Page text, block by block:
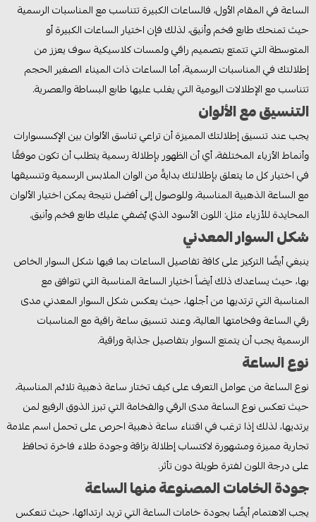
الساعة في المقام الأول، فالساعات الكبيرة تتناسب مع المناسبات الرسمية
حيث تمنحك طابع فخم وأنيق، لذلك فإن اختيار الساعات الكبيرة أو
المتوسطة التي تتمتع بتصميم راقي ولمسات كلاسيكية سوف يعزز من
إطلالتك في المناسبات الرسمية، أما الساعات ذات الميناء الصغير الحجم
تتناسب مع الإطلالات اليومية التي يغلب عليها طابع البساطة والعصرية.
التنسيق مع الألوان
يجب عند تنسيق إطلالتك المميزة أن تراعي تناسق الألوان بين الإكسسوارات
وأنماط الأزياء المختلفة، أي أن الظهور بإطلالة رسمية يتطلب أن تكون موفقًا
في اختيار كل ما يتعلق بإطلالتك بدايةً من الوان الملابس الرسمية وتنسيقها
مع الساعة الذهبية المناسبة، وللوصول إلى أفضل نتيجة يمكن اختيار الألوان
المحايدة للأزياء مثل: اللون الأسود الذي يٌضفي عليك طابع فخم وأنيق.
شكل السوار المعدني
ينبغي أيضًا التركيز على كافة تفاصيل الساعات بما فيها شكل السوار الخاص
بها، حيث يساعدك ذلك أيضاً اختيار الساعة المناسبة التي تتوافق مع
المناسبة التي ترتديها من أجلها، حيث يعكس شكل السوار المعدني مدى
رقي الساعة وفخامتها العالية، وعند تنسيق ساعة راقية مع المناسبات
الرسمية يجب أن يتمتع السوار بتفاصيل جذابة وراقية.
نوع الساعة
نوع الساعة من عوامل التعرف على كيف تختار ساعة ذهبية تلائم المناسبة،
حيث تعكس نوع الساعة مدى الرقي والفخامة التي تبرز الذوق الرفيع لمن
يرتديها، لذلك إذا ترغب في اقتناء ساعة ذهبية احرص على تحمل اسم علامة
تجارية مميزة ومشهورة لاكتساب إطلالة برَاقة وجودة طلاء فاخرة تحافظ
على درجة اللون لفترة طويلة دون تأثر.
جودة الخامات المصنوعة منها الساعة
يجب الاهتمام أيضًا بجودة خامات الساعة التي تريد ارتدائها، حيث تنعكس